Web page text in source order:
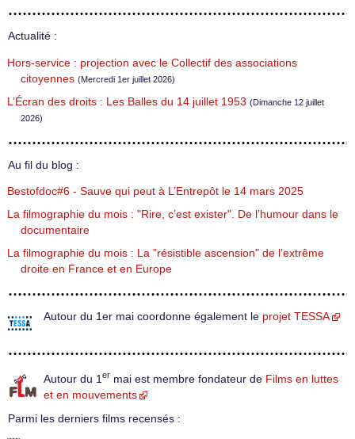
Actualité :
Hors-service : projection avec le Collectif des associations
citoyennes (Mercredi 1er juillet 2026)
L’Écran des droits : Les Balles du 14 juillet 1953 (Dimanche 12 juillet
2026)
Au fil du blog :
Bestofdoc#6 - Sauve qui peut à L’Entrepôt le 14 mars 2025
La filmographie du mois : "Rire, c’est exister". De l’humour dans le
documentaire
La filmographie du mois : La "résistible ascension" de l’extrême
droite en France et en Europe
Autour du 1er mai coordonne également le projet TESSA
Autour du 1 er mai est membre fondateur de Films en luttes
et en mouvements
Parmi les derniers films recensés :